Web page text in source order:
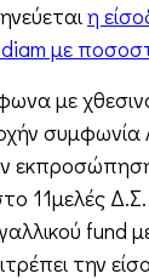
η
με
με
11μελές
fund
την